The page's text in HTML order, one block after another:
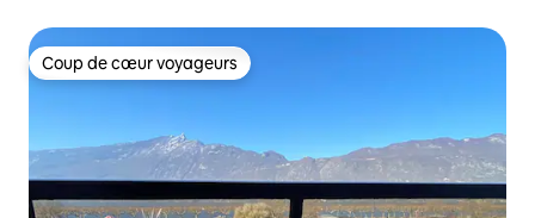
Coup de cœur voyageurs
Coup de cœur voyageurs